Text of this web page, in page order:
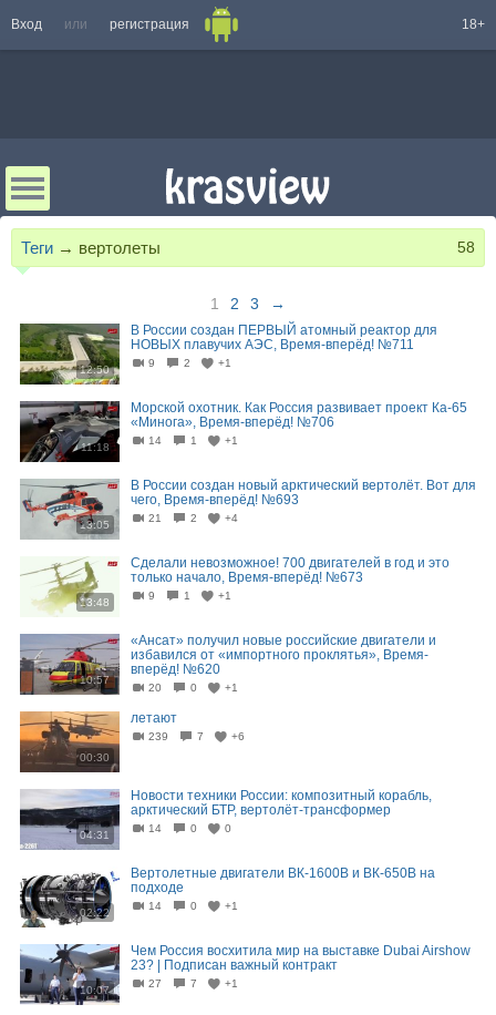
Вход или регистрация 18+
Теги → вертолеты 58
1 2 3 →
12:50
В России создан ПЕРВЫЙ атомный реактор для
НОВЫХ плавучих АЭС, Время-вперёд! №711
9 2 +1
11:18
Морской охотник. Как Россия развивает проект Ка-65
«Минога», Время-вперёд! №706
14 1 +1
13:05
В России создан новый арктический вертолёт. Вот для
чего, Время-вперёд! №693
21 2 +4
13:48
Сделали невозможное! 700 двигателей в год и это
только начало, Время-вперёд! №673
9 1 +1
10:57
«Ансат» получил новые российские двигатели и
избавился от «импортного проклятья», Время-
вперёд! №620
20 0 +1
00:30
летают
239 7 +6
04:31
Новости техники России: композитный корабль,
арктический БТР, вертолёт-трансформер
14 0 0
02:22
Вертолетные двигатели ВК-1600В и ВК-650В на
подходе
14 0 +1
10:07
Чем Россия восхитила мир на выставке Dubai Airshow
23? | Подписан важный контракт
27 7 +1